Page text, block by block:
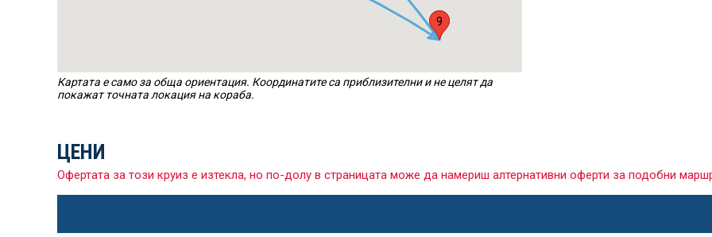
1
9
Картата е само за обща ориентация. Координатите са приблизителни и не целят да
покажат точната локация на кораба.
ЦЕНИ
Офертата за този круиз е изтекла, но по-долу в страницата може да намериш алтернативни оферти за подобни